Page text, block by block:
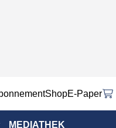
ShopE-Paper
MEDIATHEK